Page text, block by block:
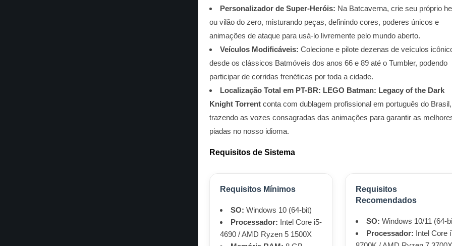
Personalizador de Super-Heróis: Na Batcaverna, crie seu próprio
ou vilão do zero, misturando peças, definindo cores, poderes únicos e
animações de ataque para usá-lo livremente pelo mundo aberto.
Veículos Modificáveis: Colecione e pilote dezenas de veículos
desde os clássicos Batmóveis dos anos 66 e 89 até o Tumbler, podendo
participar de corridas frenéticas por toda a cidade.
Localização Total em PT-BR: LEGO Batman: Legacy of the Dark
Knight Torrent conta com dublagem profissional em português do Brasil,
trazendo as vozes consagradas das animações para garantir as
piadas no nosso idioma.
Requisitos de Sistema
Requisitos Mínimos
SO: Windows 10 (64-bit)
Processador: Intel Core i5-
4690 / AMD Ryzen 5 1500X
Requisitos
Recomendados
SO: Windows 10/11 (64-
Processador: Intel Core